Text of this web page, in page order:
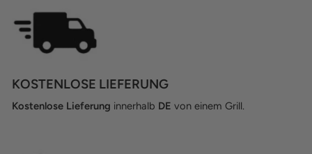
KOSTENLOSE LIEFERUNG
Kostenlose Lieferung innerhalb DE von einem Grill.